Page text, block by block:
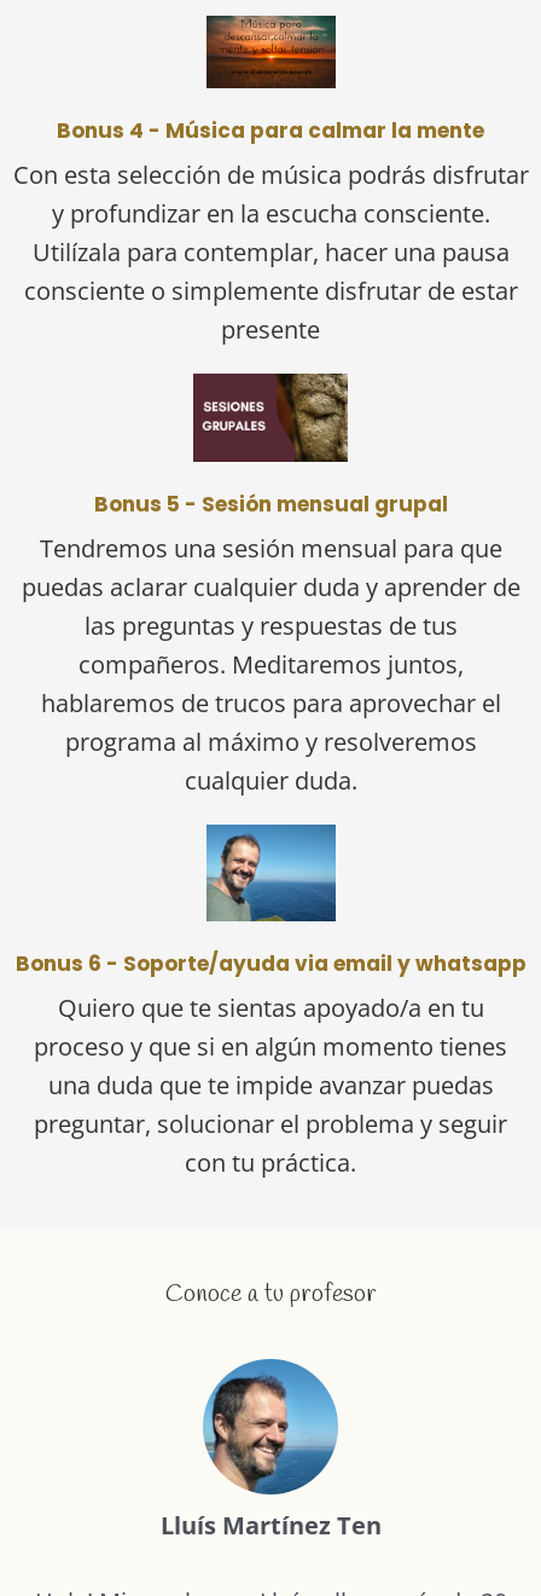
Bonus 4 - Música para calmar la mente
Con esta selección de música podrás disfrutar
y profundizar en la escucha consciente.
Utilízala para contemplar, hacer una pausa
consciente o simplemente disfrutar de estar
presente
Bonus 5 - Sesión mensual grupal
Tendremos una sesión mensual para que
puedas aclarar cualquier duda y aprender de
las preguntas y respuestas de tus
compañeros. Meditaremos juntos,
hablaremos de trucos para aprovechar el
programa al máximo y resolveremos
cualquier duda.
Bonus 6 - Soporte/ayuda via email y whatsapp
Quiero que te sientas apoyado/a en tu
proceso y que si en algún momento tienes
una duda que te impide avanzar puedas
preguntar, solucionar el problema y seguir
con tu práctica.
Conoce a tu profesor
Lluís Martínez Ten